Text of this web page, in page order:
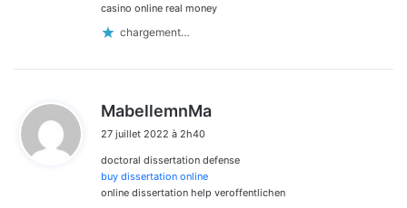
casino online real money
chargement…
MabellemnMa
27 juillet 2022 à 2h40
doctoral dissertation defense
buy dissertation online
online dissertation help veroffentlichen